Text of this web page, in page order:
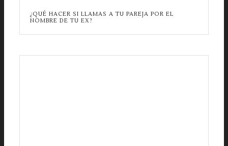
¿QUÉ HACER SI LLAMAS A TU PAREJA POR EL
NOMBRE DE TU EX?